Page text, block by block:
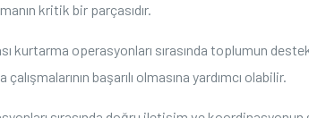
kritik bir parçasıdır.
kurtarma operasyonları sırasında toplumun
başarılı olmasına yardımcı olabilir.